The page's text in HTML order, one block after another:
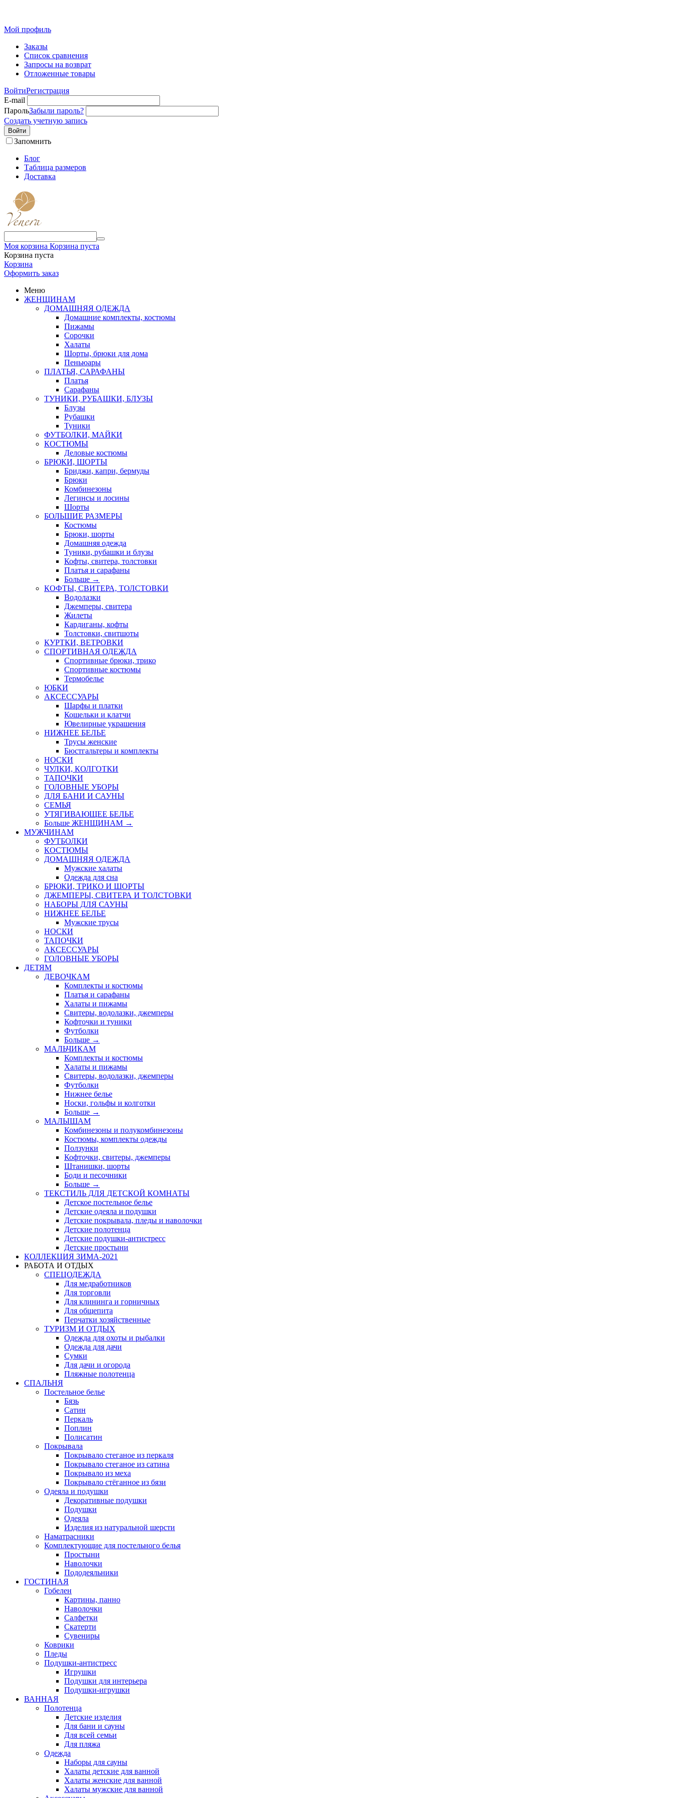
Мой профиль
Заказы
Список сравнения
Запросы на возврат
Отложенные товары
ВойтиРегистрация
E-mail
ПарольЗабыли пароль?
Создать учетную запись
Войти
Запомнить
Блог
Таблица размеров
Доставка
Моя корзина Корзина пуста
Корзина пуста
Корзина
Оформить заказ
Меню
ЖЕНЩИНАМ
ДОМАШНЯЯ ОДЕЖДА
Домашние комплекты, костюмы
Пижамы
Сорочки
Халаты
Шорты, брюки для дома
Пеньюары
ПЛАТЬЯ, САРАФАНЫ
Платья
Сарафаны
ТУНИКИ, РУБАШКИ, БЛУЗЫ
Блузы
Рубашки
Туники
ФУТБОЛКИ, МАЙКИ
КОСТЮМЫ
Деловые костюмы
БРЮКИ, ШОРТЫ
Бриджи, капри, бермуды
Брюки
Комбинезоны
Легинсы и лосины
Шорты
БОЛЬШИЕ РАЗМЕРЫ
Костюмы
Брюки, шорты
Домашняя одежда
Туники, рубашки и блузы
Кофты, свитера, толстовки
Платья и сарафаны
Больше →
КОФТЫ, СВИТЕРА, ТОЛСТОВКИ
Водолазки
Джемперы, свитера
Жилеты
Кардиганы, кофты
Толстовки, свитшоты
КУРТКИ, ВЕТРОВКИ
СПОРТИВНАЯ ОДЕЖДА
Спортивные брюки, трико
Спортивные костюмы
Термобелье
ЮБКИ
AКСЕССУАРЫ
Шарфы и платки
Кошельки и клатчи
Ювелирные украшения
НИЖНЕЕ БЕЛЬЕ
Трусы женские
Бюстгальтеры и комплекты
НОСКИ
ЧУЛКИ, КОЛГОТКИ
ТАПОЧКИ
ГОЛОВНЫЕ УБОРЫ
ДЛЯ БАНИ И САУНЫ
СЕМЬЯ
УТЯГИВАЮЩЕЕ БЕЛЬЕ
Больше ЖЕНЩИНАМ →
МУЖЧИНАМ
ФУТБОЛКИ
КОСТЮМЫ
ДОМАШНЯЯ ОДЕЖДА
Мужские халаты
Одежда для сна
БРЮКИ, ТРИКО И ШОРТЫ
ДЖЕМПЕРЫ, СВИТЕРА И ТОЛСТОВКИ
НАБОРЫ ДЛЯ САУНЫ
НИЖНЕЕ БЕЛЬЕ
Мужские трусы
НОСКИ
ТАПОЧКИ
АКСЕССУАРЫ
ГОЛОВНЫЕ УБОРЫ
ДЕТЯМ
ДЕВОЧКАМ
Комплекты и костюмы
Платья и сарафаны
Халаты и пижамы
Свитеры, водолазки, джемперы
Кофточки и туники
Футболки
Больше →
МАЛЬЧИКАМ
Комплекты и костюмы
Халаты и пижамы
Свитеры, водолазки, джемперы
Футболки
Нижнее белье
Носки, гольфы и колготки
Больше →
МАЛЫШАМ
Комбинезоны и полукомбинезоны
Костюмы, комплекты одежды
Ползунки
Кофточки, свитеры, джемперы
Штанишки, шорты
Боди и песочники
Больше →
ТЕКСТИЛЬ ДЛЯ ДЕТСКОЙ КОМНАТЫ
Детское постельное белье
Детские одеяла и подушки
Детские покрывала, пледы и наволочки
Детские полотенца
Детские подушки-антистресс
Детские простыни
КОЛЛЕКЦИЯ ЗИМА-2021
РАБОТА И ОТДЫХ
СПЕЦОДЕЖДА
Для медработников
Для торговли
Для клининга и горничных
Для общепита
Перчатки хозяйственные
ТУРИЗМ И ОТДЫХ
Одежда для охоты и рыбалки
Одежда для дачи
Сумки
Для дачи и огорода
Пляжные полотенца
СПАЛЬНЯ
Постельное белье
Бязь
Сатин
Перкаль
Поплин
Полисатин
Покрывала
Покрывало стеганое из перкаля
Покрывало стеганое из сатина
Покрывало из меха
Покрывало стёганное из бязи
Одеяла и подушки
Декоративные подушки
Подушки
Одеяла
Изделия из натуральной шерсти
Наматраcники
Комплектующие для постельного белья
Простыни
Наволочки
Пододеяльники
ГОСТИНАЯ
Гобелен
Картины, панно
Наволочки
Салфетки
Скатерти
Сувениры
Коврики
Пледы
Подушки-антистресс
Игрушки
Подушки для интерьера
Подушки-игрушки
ВАННАЯ
Полотенца
Детские изделия
Для бани и сауны
Для всей семьи
Для пляжа
Одежда
Наборы для сауны
Халаты детские для ванной
Халаты женские для ванной
Халаты мужские для ванной